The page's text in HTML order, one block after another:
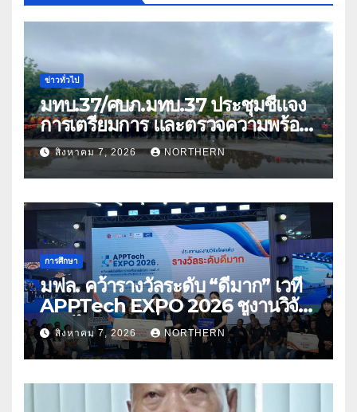
ข่าวทั่วไป
มทบ.37/ศบภ.มทบ.37 ประชุมชี้แจง
การเตรียมการ และตรวจความพร้อม
ด้านการบรรเทาสาธารณภัย
สิงหาคม 7, 2026 NORTHERN
การศึกษา
มฟล. คว้ารางวัลระดับ “ดีมาก” เวที
APPTech EXPO 2026 ชูงานวิจัย
สมุนไพร ขับเคลื่อนนวัตกรรมสู่เชิง
พาณิชย์
สิงหาคม 7, 2026 NORTHERN